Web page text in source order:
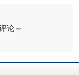
论～